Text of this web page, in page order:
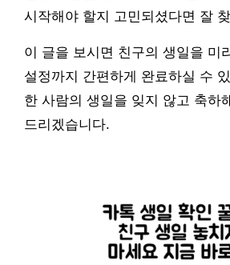
시작해야 할지 고민되셨다면 잘
이 글을 보시면 친구의 생일을 미
설정까지 간편하게 완료하실 수
한 사람의 생일을 잊지 않고 축하
드리겠습니다.